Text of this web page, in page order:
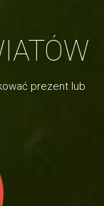
prezent lub